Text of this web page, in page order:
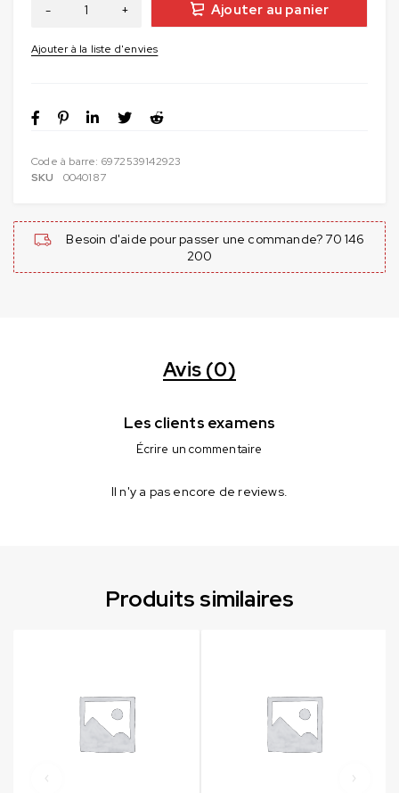
Ajouter au panier
Code à barre: 6972539142923
SKU
0040187
Besoin d'aide pour passer une commande? 70 146
200
Avis (0)
Les clients examens
Écrire un commentaire
Il n'y a pas encore de reviews.
Produits similaires